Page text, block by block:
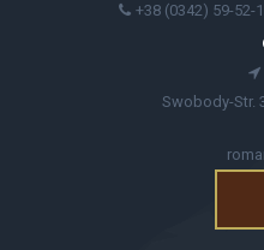
+38 (0342) 59-52-
Swobody-Str.